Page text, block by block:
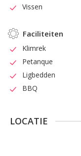
Vissen
Faciliteiten
Klimrek
Petanque
Ligbedden
BBQ
LOCATIE